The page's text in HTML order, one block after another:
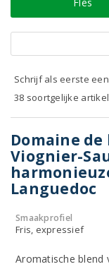
Schrijf als eerste
38 soortgelijke
Domaine
Viognier-
Languedoc
Smaakprofiel
Fris, expressief
Aromatische blend